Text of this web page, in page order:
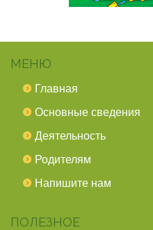
МЕНЮ
Главная
Основные сведения
Деятельность
Родителям
Напишите нам
ПОЛЕЗНОЕ